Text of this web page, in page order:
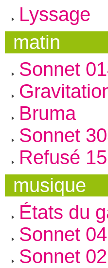
Lyssage
matin
Sonnet
Bruma
Sonnet
Refusé
musique
États du
Sonnet
Sonnet